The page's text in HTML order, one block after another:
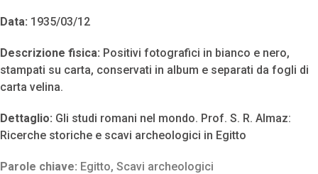
Data: 1935/03/12
Descrizione fisica: Positivi fotografici in bianco e nero,
stampati su carta, conservati in album e separati da fogli di
carta velina.
Dettaglio: Gli studi romani nel mondo. Prof. S. R. Almaz:
Ricerche storiche e scavi archeologici in Egitto
Parole chiave: Egitto, Scavi archeologici